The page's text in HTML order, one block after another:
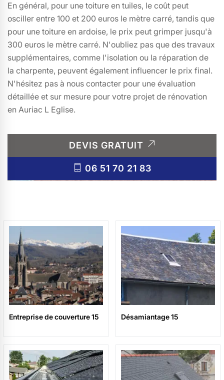
En général, pour une toiture en tuiles, le coût peut
osciller entre 100 et 200 euros le mètre carré, tandis que
pour une toiture en ardoise, le prix peut grimper jusqu'à
300 euros le mètre carré. N'oubliez pas que des travaux
supplémentaires, comme l'isolation ou la réparation de
la charpente, peuvent également influencer le prix final.
N'hésitez pas à nous contacter pour une évaluation
détaillée et sur mesure pour votre projet de rénovation
en Auriac L Eglise.
DEVIS GRATUIT
06 51 70 21 83
Entreprise de couverture 15 Désamiantage 15